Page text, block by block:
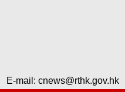
E-mail: cnews@rthk.gov.hk